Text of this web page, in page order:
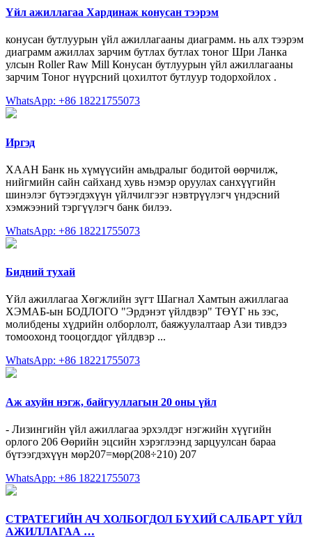
Үйл ажиллагаа Хардинаж конусан тээрэм
конусан бутлуурын үйл ажиллагааны диаграмм. нь алх тээрэм
диаграмм ажиллах зарчим бутлах бутлах тоног Шри Ланка
улсын Roller Raw Mill Конусан бутлуурын үйл ажиллагааны
зарчим Тоног нүүрсний цохилтот бутлуур тодорхойлох .
WhatsApp: +86 18221755073
Иргэд
ХААН Банк нь хүмүүсийн амьдралыг бодитой өөрчилж,
нийгмийн сайн сайханд хувь нэмэр оруулах санхүүгийн
шинэлэг бүтээгдэхүүн үйлчилгээг нэвтрүүлэгч үндэсний
хэмжээний тэргүүлэгч банк билээ.
WhatsApp: +86 18221755073
Бидний тухай
Үйл ажиллагаа Хөгжлийн зүгт Шагнал Хамтын ажиллагаа
ХЭМАБ-ын БОДЛОГО "Эрдэнэт үйлдвэр" ТӨҮГ нь зэс,
молибдены хүдрийн олборлолт, баяжуулалтаар Ази тивдээ
томоохонд тооцогддог үйлдвэр ...
WhatsApp: +86 18221755073
Аж ахуйн нэгж, байгууллагын 20 оны үйл
- Лизингийн үйл ажиллагаа эрхэлдэг нэгжийн хүүгийн
орлого 206 Өөрийн эцсийн хэрэглээнд зарцуулсан бараа
бүтээгдэхүүн мөр207=мөр(208÷210) 207
WhatsApp: +86 18221755073
СТРАТЕГИЙН АЧ ХОЛБОГДОЛ БҮХИЙ САЛБАРТ ҮЙЛ
АЖИЛЛАГАА …